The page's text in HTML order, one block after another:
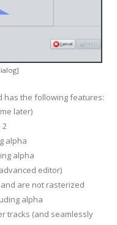
has the following features:
later)
2
alpha
alpha
editor)
are not rasterized
alpha
tracks (and seamlessly